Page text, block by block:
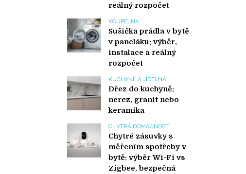
reálný rozpočet
KOUPELNA
Sušička prádla v bytě
v paneláku: výběr,
instalace a reálný
rozpočet
KUCHYNĚ A JÍDELNA
Dřez do kuchyně:
nerez, granit nebo
keramika
CHYTRÁ DOMÁCNOST
Chytré zásuvky s
měřením spotřeby v
bytě: výběr Wi-Fi vs
Zigbee, bezpečná